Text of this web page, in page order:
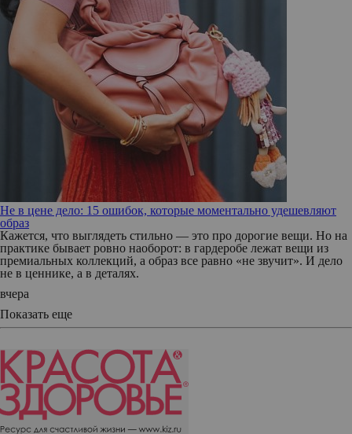
Не в цене дело: 15 ошибок, которые моментально удешевляют
образ
Кажется, что выглядеть стильно — это про дорогие вещи. Но на
практике бывает ровно наоборот: в гардеробе лежат вещи из
премиальных коллекций, а образ все равно «не звучит». И дело
не в ценнике, а в деталях.
вчера
Показать еще